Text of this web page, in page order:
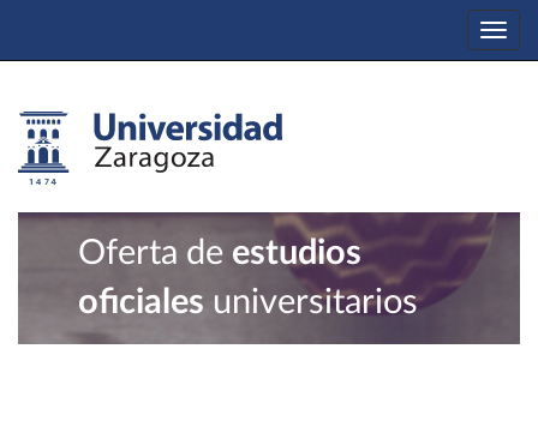
Oferta de estudios
oficiales universitarios